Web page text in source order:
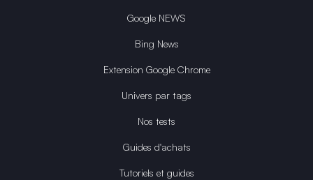
Google NEWS
Bing News
Extension Google Chrome
Univers par tags
Nos tests
Guides d'achats
Tutoriels et guides